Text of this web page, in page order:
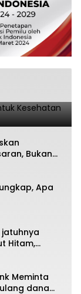
Lemo
Bukan
Apa
jatuhnya
Hitam,
Meminta
dana